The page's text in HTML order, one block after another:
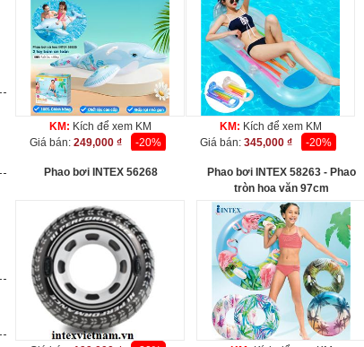
KM: Kích để xem KM
Giá bán: 249,000 ₫ -20%
KM: Kích để xem KM
Giá bán: 345,000 ₫ -20%
Phao bơi INTEX 56268
Phao bơi INTEX 58263 - Phao
tròn hoa văn 97cm